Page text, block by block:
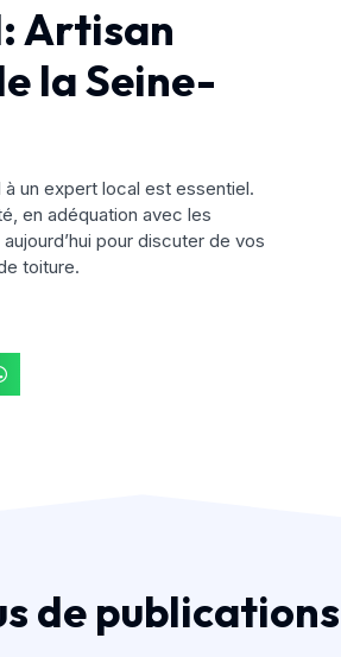
Artisan
la Seine-
un expert local est essentiel.
en adéquation avec les
pour discuter de vos
toiture.
de publications